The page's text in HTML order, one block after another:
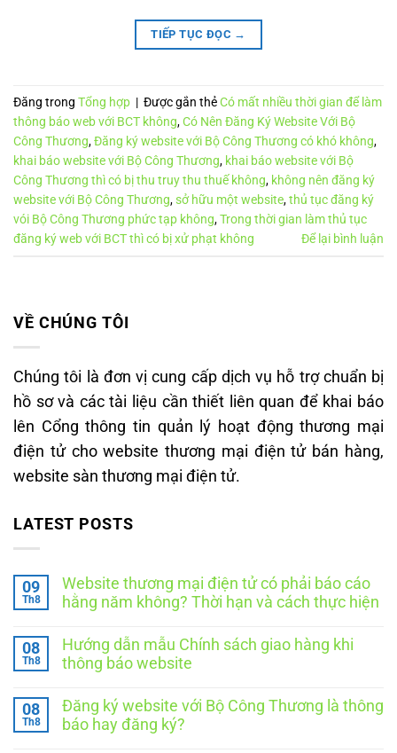
VỀ CHÚNG TÔI
Chúng tôi là đơn vị cung cấp dịch vụ hỗ trợ chuẩn bị
hồ sơ và các tài liệu cần thiết liên quan để khai báo
lên Cổng thông tin quản lý hoạt động thương mại
điện tử cho website thương mại điện tử bán hàng,
website sàn thương mại điện tử.
LATEST POSTS
09
Th8
Website thương mại điện tử có phải báo cáo
hằng năm không? Thời hạn và cách thực hiện
bình
luận
ở
mại
điện
tử
08
Th8
Hướng dẫn mẫu Chính sách giao hàng khi
thông báo website
bình
luận
ở
08
Th8
Đăng ký website với Bộ Công Thương là thông
báo hay đăng ký?
TIẾP TỤC ĐỌC →
Đăng trong Tổng hợp | Được gắn thẻCó mất nhiều thời gian để làm
thông báo web với BCT không,Có Nên Đăng Ký Website Với Bộ
Công Thương,Đăng ký website với Bộ Công Thương có khó không,
khai báo website với Bộ Công Thương, khai báo website với Bộ
Công Thương thì có bị thu truy thu thuế không, không nên đăng ký
website với Bộ Công Thương,sở hữu một website,thủ tục đăng ký
vói Bộ Công Thương phức tạp không,Trong thời gian làm thủ tục
đăng ký web với BCT thì có bị xử phạt không
Để lại bình luận